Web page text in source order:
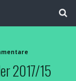
2017/15